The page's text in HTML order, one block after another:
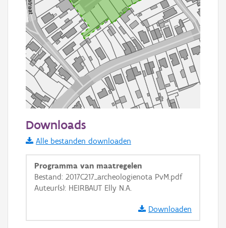
Informatie Vlaanderen
i
+ −
Downloads
Alle bestanden downloaden
Programma van maatregelen
Bestand: 2017C217_archeologienota PvM.pdf
Auteur(s): HEIRBAUT Elly N.A.
Downloaden